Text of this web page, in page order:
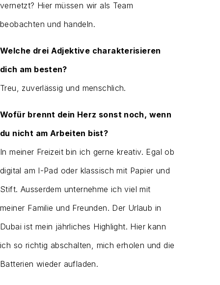
vernetzt? Hier müssen wir als Team
beobachten und handeln.
Welche drei Adjektive charakterisieren
dich am besten?
Treu, zuverlässig und menschlich.
Wofür brennt dein Herz sonst noch, wenn
du nicht am Arbeiten bist?
In meiner Freizeit bin ich gerne kreativ. Egal ob
digital am I-Pad oder klassisch mit Papier und
Stift. Ausserdem unternehme ich viel mit
meiner Familie und Freunden. Der Urlaub in
Dubai ist mein jährliches Highlight. Hier kann
ich so richtig abschalten, mich erholen und die
Batterien wieder aufladen.